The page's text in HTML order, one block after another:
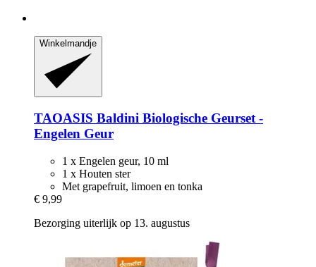
Winkelmandje
TAOASIS Baldini Biologische Geurset -​
Engelen Geur
1 x Engelen geur, 10 ml
1 x Houten ster
Met grapefruit, limoen en tonka
€ 9,99
Bezorging uiterlijk op 13. augustus